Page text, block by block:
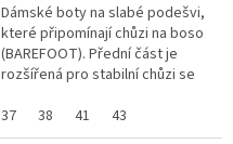
Dámské boty na slabé podešvi,
které připomínají chůzi na boso
(BAREFOOT). Přední část je
rozšířená pro stabilní chůzi se
37
38 41 43